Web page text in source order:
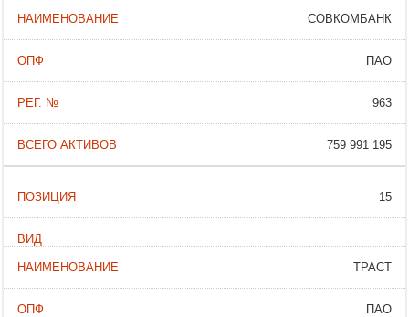
СОВКОМБАНК
ПАО
963
759 991 195
15
ТРАСТ
ПАО